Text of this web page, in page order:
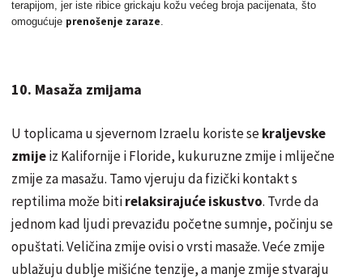
terapijom, jer iste ribice grickaju kožu većeg broja pacijenata, što
omogućuje prenošenje zaraze.
10. Masaža zmijama
U toplicama u sjevernom Izraelu koriste sekraljevske
zmijeiz Kalifornije i Floride, kukuruzne zmije i mliječne
zmije za masažu. Tamo vjeruju da fizički kontakt s
reptilima može bitirelaksirajuće iskustvo. Tvrde da
jednom kad ljudiprevaziđu početne sumnje, počinju se
opuštati. Veličina zmije ovisi o vrsti masaže. Veće zmije
ublažuju dublje mišićne tenzije, a manje zmije stvaraju